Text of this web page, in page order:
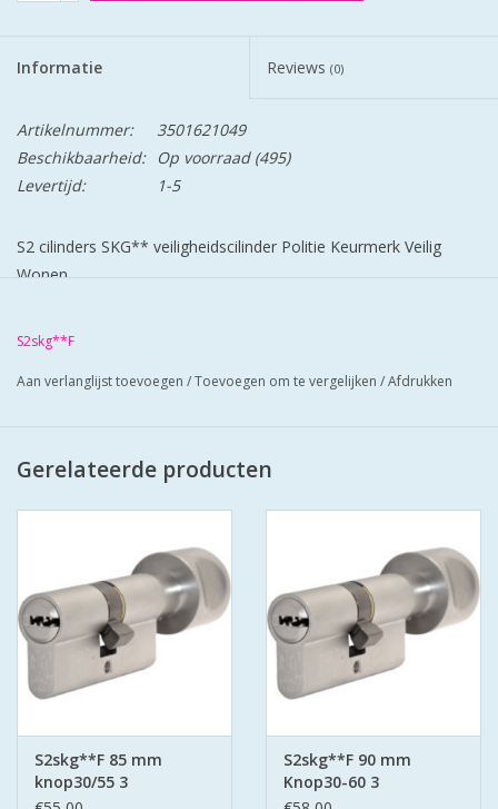
Informatie Reviews (0)
Artikelnummer:
3501621049
Beschikbaarheid:
Op voorraad(495)
Levertijd:
1-5
S2 cilinders SKG** veiligheidscilinder Politie Keurmerk Veilig
Wonen.
klopsleutel.
S2skg**F
Aan verlanglijst toevoegen /Toevoegen om te vergelijken /Afdrukken
Gerelateerde producten
S2skg**F 85 mm
knop30/55 3
keersleutels
S2skg**F 90 mm
Knop30-60 3
keersleutels